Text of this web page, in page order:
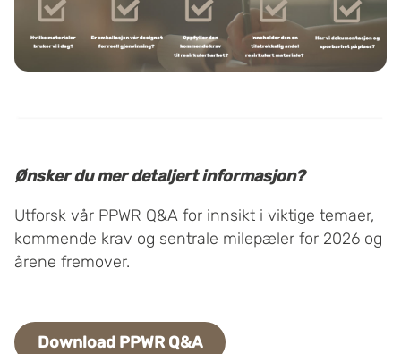
Ønsker du mer detaljert informasjon?
Utforsk vår PPWR Q&A for innsikt i viktige temaer,
kommende krav og sentrale milepæler for 2026 og
årene fremover.
Download PPWR Q&A